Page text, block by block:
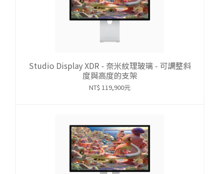
Studio Display XDR - 奈米紋理玻璃 - 可調整斜
度與高度的支架
NT$ 119,900元